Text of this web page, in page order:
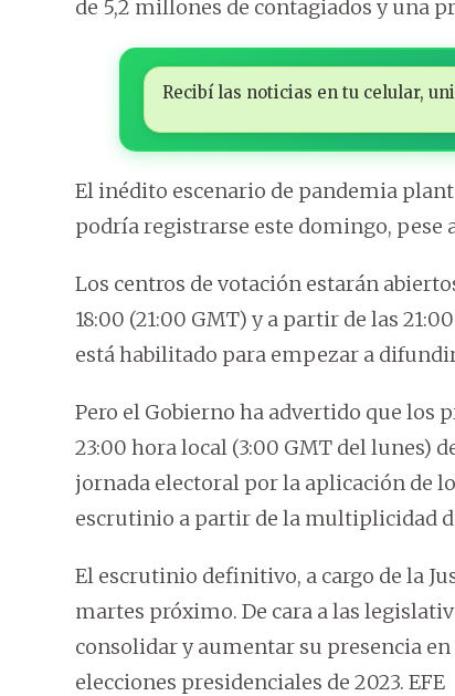
de 5,2 millones de contagiados y una
Recibí las noticias en tu celular,
El inédito escenario de pandemia
podría registrarse este domingo, pese
Los centros de votación estarán
18:00 (21:00 GMT) y a partir de las
está habilitado para empezar a
Pero el Gobierno ha advertido que los
23:00 hora local (3:00 GMT del lunes)
jornada electoral por la aplicación de
escrutinio a partir de la multiplicidad
El escrutinio definitivo, a cargo de la
martes próximo. De cara a las
consolidar y aumentar su presencia
elecciones presidenciales de 2023. EFE